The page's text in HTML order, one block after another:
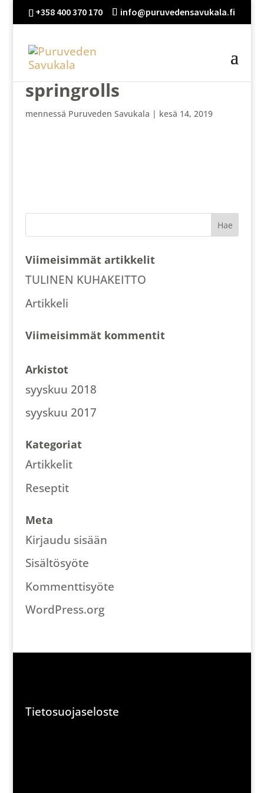
+358 400 370 170 info@puruvedensavukala.fi
springrolls
mennessä Puruveden Savukala | kesä 14, 2019
Viimeisimmät artikkelit
TULINEN KUHAKEITTO
Artikkeli
Viimeisimmät kommentit
Arkistot
syyskuu 2018
syyskuu 2017
Kategoriat
Artikkelit
Reseptit
Meta
Kirjaudu sisään
Sisältösyöte
Kommenttisyöte
WordPress.org
Tietosuojaseloste